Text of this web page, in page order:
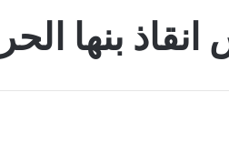
بنها الحر